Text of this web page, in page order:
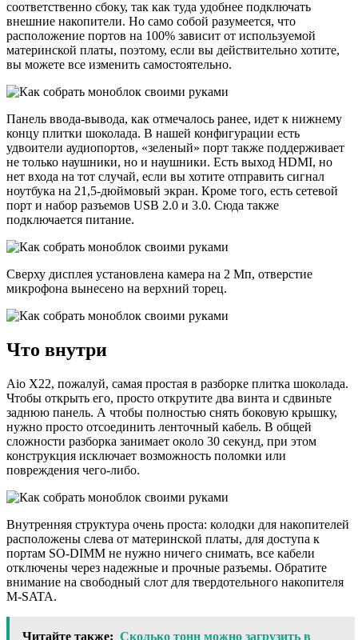
соответственно сбоку, так как туда удобнее подключать
внешние накопители. Но само собой разумеется, что
расположение портов на 100% зависит от используемой
материнской платы, поэтому, если вы действительно хотите,
вы можете все изменить самостоятельно.
Панель ввода-вывода, как отмечалось ранее, идет к нижнему
концу плитки шоколада. В нашей конфигурации есть
удвоители аудиопортов, «зеленый» порт также поддерживает
не только наушники, но и наушники. Есть выход HDMI, но
нет входа на тот случай, если вы хотите отправить сигнал
ноутбука на 21,5-дюймовый экран. Кроме того, есть сетевой
порт и набор разъемов USB 2.0 и 3.0. Сюда также
подключается питание.
Сверху дисплея установлена ​​камера на 2 Мп, отверстие
микрофона вынесено на верхний торец.
Что внутри
Aio X22, пожалуй, самая простая в разборке плитка шоколада.
Чтобы открыть его, просто открутите два винта и сдвиньте
заднюю панель. А чтобы полностью снять боковую крышку,
нужно просто отсоединить ленточный кабель. В общей
сложности разборка занимает около 30 секунд, при этом
конструкция исключает возможность поломки или
повреждения чего-либо.
Внутренняя структура очень проста: колодки для накопителей
расположены слева от материнской платы, для доступа к
портам SO-DIMM не нужно ничего снимать, все кабели
отключены через надежные и прочные разъемы. Обратите
внимание на свободный слот для твердотельного накопителя
M-SATA.
Читайте также: Сколько тонн можно загрузить в